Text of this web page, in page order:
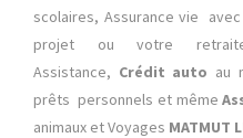
scolaires, Assurance vie
projet ou votre
Assistance, Crédit auto au
prêts personnels et même
animaux et Voyages MATMUT